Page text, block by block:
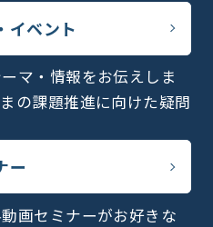
イベント
マ・情報をお伝えしま
の課題推進に向けた疑問
ー
画セミナーがお好きな